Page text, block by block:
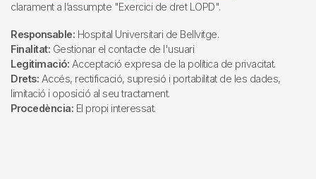
clarament a l’assumpte "Exercici de dret LOPD".
Responsable: Hospital Universitari de Bellvitge.
Finalitat: Gestionar el contacte de l'usuari
Legitimació: Acceptació expresa de la política de privacitat.
Drets: Accés, rectificació, supresió i portabilitat de les dades,
limitació i oposició al seu tractament.
Procedència: El propi interessat.